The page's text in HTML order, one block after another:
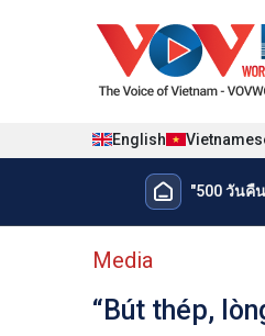
English
Menu trang chủ
"500 วันคื
Menu phụ tiếng
Media
“Bút thép,